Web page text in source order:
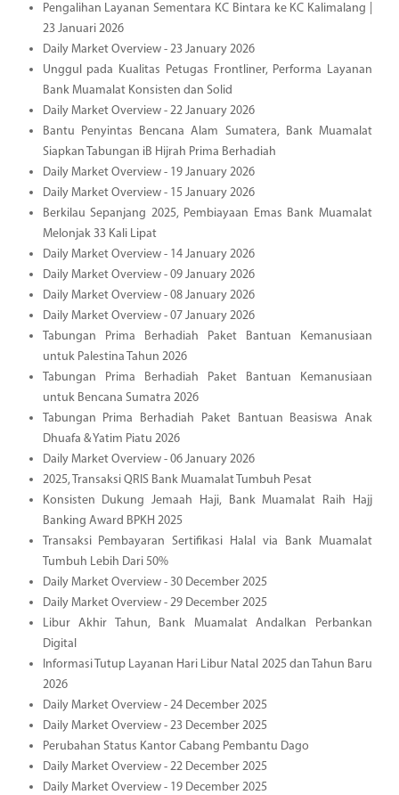
Pengalihan Layanan Sementara KC Bintara ke KC Kalimalang |
23 Januari 2026
Daily Market Overview - 23 January 2026
Unggul pada Kualitas Petugas Frontliner, Performa Layanan
Bank Muamalat Konsisten dan Solid
Daily Market Overview - 22 January 2026
Bantu Penyintas Bencana Alam Sumatera, Bank Muamalat
Siapkan Tabungan iB Hijrah Prima Berhadiah
Daily Market Overview - 19 January 2026
Daily Market Overview - 15 January 2026
Berkilau Sepanjang 2025, Pembiayaan Emas Bank Muamalat
Melonjak 33 Kali Lipat
Daily Market Overview - 14 January 2026
Daily Market Overview - 09 January 2026
Daily Market Overview - 08 January 2026
Daily Market Overview - 07 January 2026
Tabungan Prima Berhadiah Paket Bantuan Kemanusiaan
untuk Palestina Tahun 2026
Tabungan Prima Berhadiah Paket Bantuan Kemanusiaan
untuk Bencana Sumatra 2026
Tabungan Prima Berhadiah Paket Bantuan Beasiswa Anak
Dhuafa & Yatim Piatu 2026
Daily Market Overview - 06 January 2026
2025, Transaksi QRIS Bank Muamalat Tumbuh Pesat
Konsisten Dukung Jemaah Haji, Bank Muamalat Raih Hajj
Banking Award BPKH 2025
Transaksi Pembayaran Sertifikasi Halal via Bank Muamalat
Tumbuh Lebih Dari 50%
Daily Market Overview - 30 December 2025
Daily Market Overview - 29 December 2025
Libur Akhir Tahun, Bank Muamalat Andalkan Perbankan
Digital
Informasi Tutup Layanan Hari Libur Natal 2025 dan Tahun Baru
2026
Daily Market Overview - 24 December 2025
Daily Market Overview - 23 December 2025
Perubahan Status Kantor Cabang Pembantu Dago
Daily Market Overview - 22 December 2025
Daily Market Overview - 19 December 2025